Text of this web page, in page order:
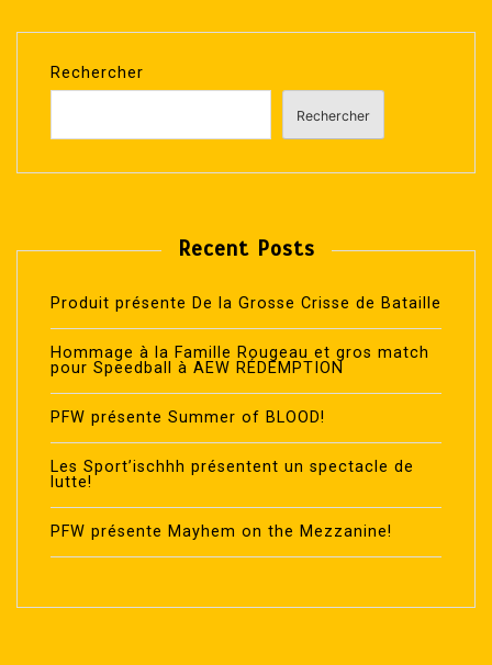
Rechercher
Rechercher
Recent Posts
Produit présente De la Grosse Crisse de Bataille
Hommage à la Famille Rougeau et gros match
pour Speedball à AEW RÉDEMPTION
PFW présente Summer of BLOOD!
Les Sport’ischhh présentent un spectacle de
lutte!
PFW présente Mayhem on the Mezzanine!